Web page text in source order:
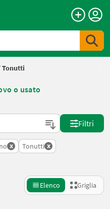
Tonutti
o usato
Filtri
x Tonutti x
Elenco Griglia